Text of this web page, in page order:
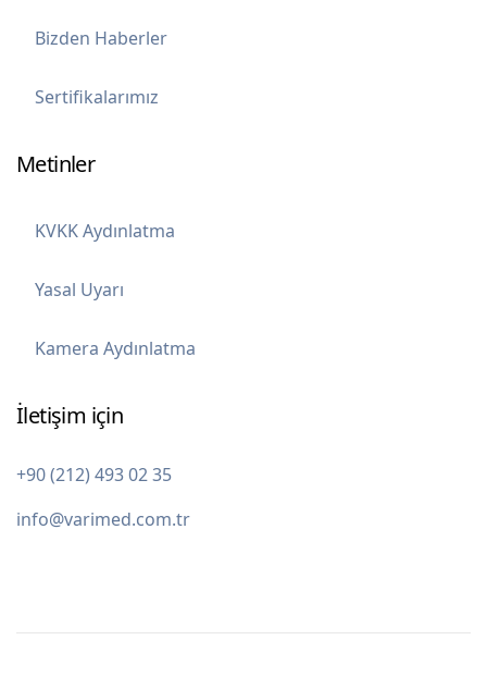
Bizden Haberler
Sertifikalarımız
Metinler
KVKK Aydınlatma
Yasal Uyarı
Kamera Aydınlatma
İletişim için
+90 (212) 493 02 35
info@varimed.com.tr